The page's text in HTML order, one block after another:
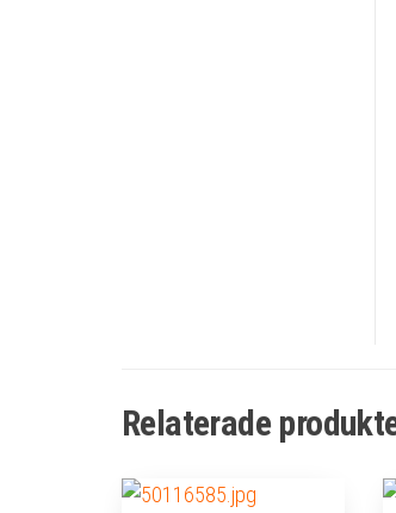
Relaterade